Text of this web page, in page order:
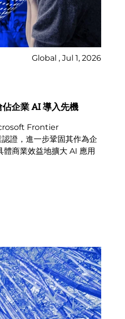
Global , Jul 1, 2026
企業 AI 導入先機
Frontier
證，進一步鞏固其作為企
商業效益地擴大 AI 應用